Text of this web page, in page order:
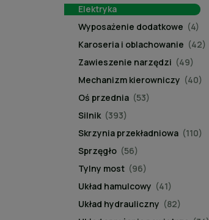
Elektryka
Wyposażenie dodatkowe (4)
Karoseria i oblachowanie (42)
Zawieszenie narzędzi (49)
Mechanizm kierowniczy (40)
Oś przednia (53)
Silnik (393)
Skrzynia przekładniowa (110)
Sprzęgło (56)
Tylny most (96)
Układ hamulcowy (41)
Układ hydrauliczny (82)